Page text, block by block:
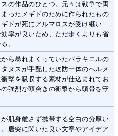
の作品のひとつ。元々は戦争で両
ったメギドのために作られたもの
ドが死にアルマロスが受け継い
率が良いため、ただ歩くよりも省
。
ら暴れまくっていたバラキエルの
ヌスが手配した攻防一体のヘルメ
衝撃を吸収する素材が仕込まれてお
の強烈な頭突きの衝撃から頭骨を守
肌身離さず携帯する空白の分厚い
。唐突に閃いた良い文章やアイデア